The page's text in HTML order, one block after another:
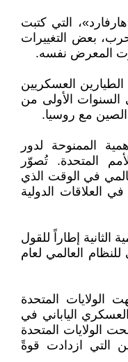
التي كتبت
بعض التغييرات
المعرض نفسه.
العسكريين
السنوات الأولى من
الصين مع روسيا.
الممنوحة لدور
المتحدة. تُصوّر
في الوقت الذي
العلاقات الدولية
الثانية إطاراً للقول
العالمي لعام
الولايات المتحدة
الياباني في
الولايات المتحدة
التي ازدادت قوةً